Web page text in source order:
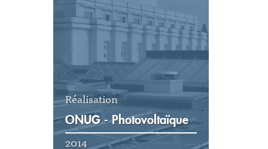
Réalisation
ONUG - Photovoltaïque
2014